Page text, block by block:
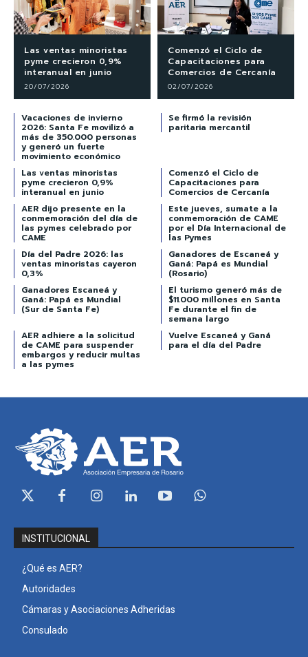
Las ventas minoristas
pyme crecieron 0,9%
interanual en junio
20/07/2026
Comenzó el Ciclo de
Capacitaciones para
Comercios de Cercanía
02/07/2026
Vacaciones de invierno
2026: Santa Fe movilizó a
más de 350.000 personas
y generó un fuerte
movimiento económico
Se firmó la revisión
paritaria mercantil
Las ventas minoristas
pyme crecieron 0,9%
interanual en junio
Comenzó el Ciclo de
Capacitaciones para
Comercios de Cercanía
AER dijo presente en la
conmemoración del día de
las pymes celebrado por
CAME
Este jueves, sumate a la
conmemoración de CAME
por el Día Internacional de
las Pymes
Día del Padre 2026: las
ventas minoristas cayeron
0,3%
Ganadores de Escaneá y
Ganá: Papá es Mundial
(Rosario)
Ganadores Escaneá y
Ganá: Papá es Mundial
(Sur de Santa Fe)
El turismo generó más de
$11.000 millones en Santa
Fe durante el fin de
semana largo
AER adhiere a la solicitud
de CAME para suspender
embargos y reducir multas
a las pymes
Vuelve Escaneá y Ganá
para el día del Padre
INSTITUCIONAL
¿Qué es AER?
Autoridades
Cámaras y Asociaciones Adheridas
Consulado